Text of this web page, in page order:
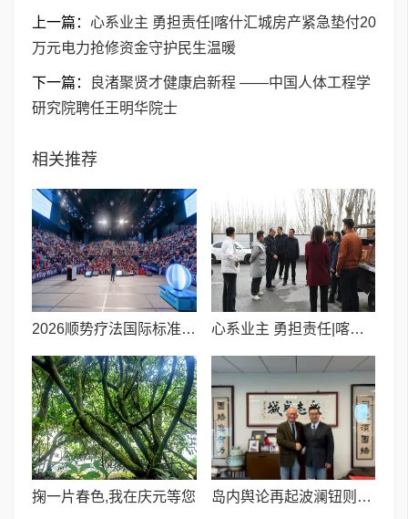
上一篇： 心系业主 勇担责任|喀什汇城房产紧急垫付20
万元电力抢修资金守护民生温暖
下一篇：
良渚聚贤才健康启新程 ——中国人体工程学
研究院聘任王明华院士
相关推荐
​2026顺势疗法国际标准化研讨会落幕,中外专家共绘全球大健康新蓝图 心系业主 勇担责任|喀什汇城房产紧急垫付20万元电力抢修资金守护民生温暖
掬一片春色,我在庆元等您 岛内舆论再起波澜钮则坚发声力挺萧旭岑并呼吁深化两岸交流